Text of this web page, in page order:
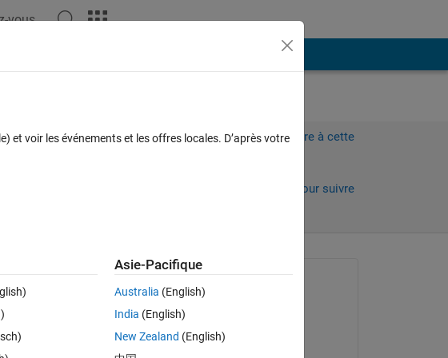
vous
Connectez-vous pour répondre à cette
Connectez-vous pour suivre
again.
le 23 Juin 2016
voir les événements et les offres locales. D’après votre
Asie-Pacifique
Australia (English)
India (English)
New Zealand (English)